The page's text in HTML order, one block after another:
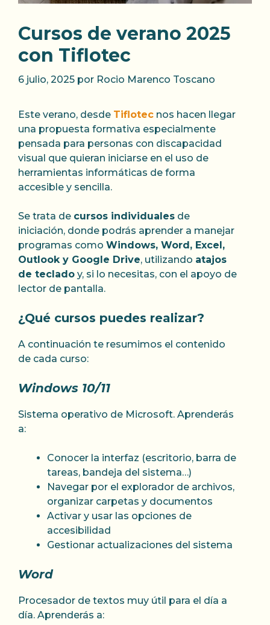
Cursos de verano 2025
con Tiflotec
6 julio, 2025 por Rocio Marenco Toscano
Este verano, desde Tiflotec nos hacen llegar
una propuesta formativa especialmente
pensada para personas con discapacidad
visual que quieran iniciarse en el uso de
herramientas informáticas de forma
accesible y sencilla.
Se trata de cursos individuales de
iniciación, donde podrás aprender a manejar
programas como Windows, Word, Excel,
Outlook y Google Drive, utilizando atajos
de teclado y, si lo necesitas, con el apoyo de
lector de pantalla.
¿Qué cursos puedes realizar?
A continuación te resumimos el contenido
de cada curso:
Windows 10/11
Sistema operativo de Microsoft. Aprenderás
a:
Conocer la interfaz (escritorio, barra de
tareas, bandeja del sistema…)
Navegar por el explorador de archivos,
organizar carpetas y documentos
Activar y usar las opciones de
accesibilidad
Gestionar actualizaciones del sistema
Word
Procesador de textos muy útil para el día a
día. Aprenderás a: